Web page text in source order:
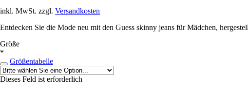
inkl. MwSt. zzgl. Versandkosten
Entdecken Sie die Mode neu mit den Guess skinny jeans für Mädchen,
Größe
*
Größentabelle
Dieses Feld ist erforderlich